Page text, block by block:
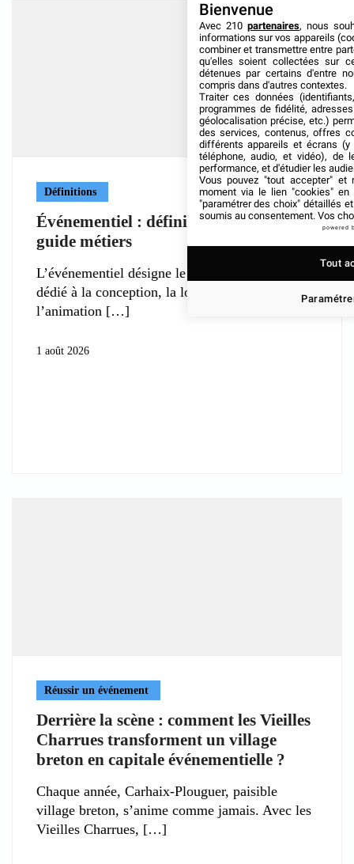
Définitions
Événementiel : définition, enjeux et
guide métiers
L’événementiel désigne le secteur professionnel
dédié à la conception, la logistique et
l’animation
1 août 2026
Réussir un événement
Derrière la scène : comment les Vieilles
Charrues transforment un village
breton en capitale événementielle ?
Chaque année, Carhaix-Plouguer, paisible
village breton, s’anime comme jamais. Avec les
Vieilles Charrues,
Bienvenue
Avec 210 partenaires, nous
informations sur vos appareils
combiner et transmettre entre
qu'elles soient collectées sur
détenues par certains d'entre
compris dans d'autres contextes.
Traiter ces données
programmes de fidélité,
géolocalisation précise, etc.)
des services, contenus, offres
différents appareils et écrans (y
téléphone, audio, et vidéo), de
performance, et d'étudier les
Vous pouvez "tout accepter" et
moment via le lien "cookies" en
"paramétrer des choix" détaillés
soumis au consentement. Vos
powered
Tout